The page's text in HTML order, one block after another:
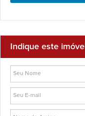
Indique este imóvel